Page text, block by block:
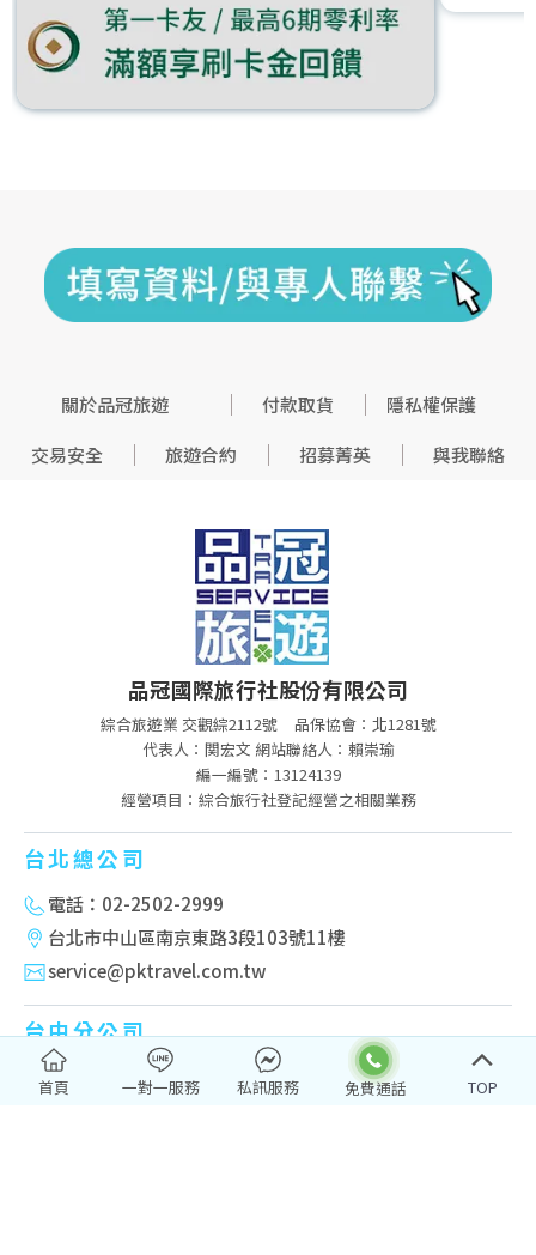
關於品冠旅遊 付款取貨
隱私權保護
交易安全
旅遊合約 招募菁英 與我聯絡
品冠國際旅行社股份有限公司
綜合旅遊業 交觀綜2112號
品保協會：北1281號
代表人：関宏文 網站聯絡人：賴崇瑜
編一編號：13124139
經營項目：綜合旅行社登記經營之相關業務
台北總公司
電話：02-2502-2999
台北市中山區南京東路3段103號11樓
service@pktravel.com.tw
台中分公司
電話：04-2322-3333
首頁 一對一服務 私訊服務 TOP